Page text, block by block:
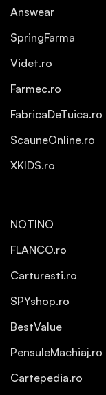
Answear
SpringFarma
Videt.ro
Farmec.ro
FabricaDeTuica.ro
ScauneOnline.ro
XKIDS.ro
NOTINO
FLANCO.ro
Carturesti.ro
SPYshop.ro
BestValue
PensuleMachiaj.ro
Cartepedia.ro